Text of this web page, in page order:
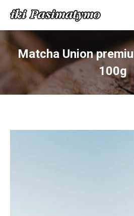
Matcha Union
100g